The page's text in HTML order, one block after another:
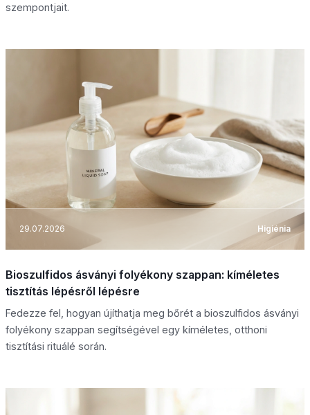
szempontjait.
29.07.2026 Higiénia
Bioszulfidos ásványi folyékony szappan: kíméletes
tisztítás lépésről lépésre
Fedezze fel, hogyan újíthatja meg bőrét a bioszulfidos ásványi
folyékony szappan segítségével egy kíméletes, otthoni
tisztítási rituálé során.